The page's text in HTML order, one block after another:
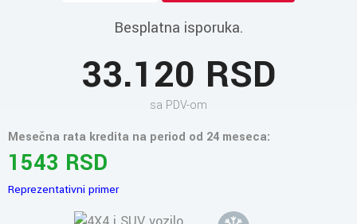
Besplatna isporuka.
33.120 RSD
sa PDV-om
Mesečna rata kredita na period od 24 meseca:
1543 RSD
Reprezentativni primer